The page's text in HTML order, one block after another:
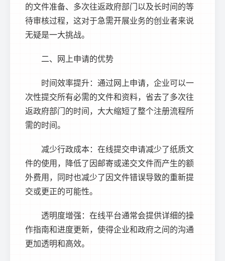
的文件准备、多次往返政府部门以及长时间的等
待审核过程，这对于急需开展业务的创业者来说
无疑是一大挑战。
二、网上申请的优势
时间效率提升：通过网上申请，企业可以一
次性提交所有必需的文件和资料，省去了多次往
返政府部门的时间，大大缩短了整个注册流程所
需的时间。
减少行政成本：在线提交申请减少了纸质文
件的使用，降低了因邮寄或递交文件而产生的额
外费用，同时也减少了因文件错误导致的重新提
交或更正的可能性。
透明度增强：在线平台通常会提供详细的操
作指南和进度更新，使得企业和政府之间的沟通
更加透明和高效。